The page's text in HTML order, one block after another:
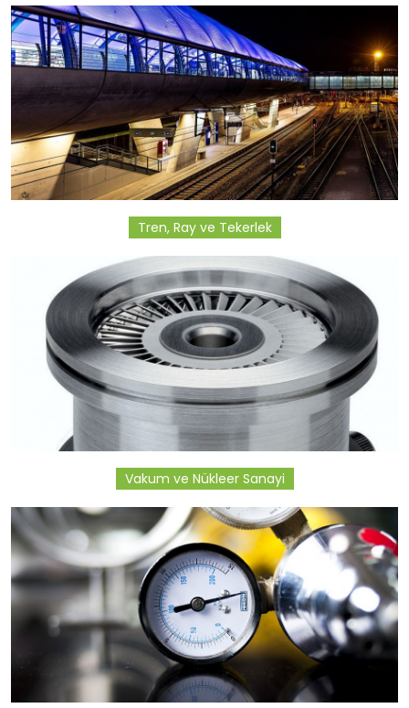
Tren, Ray ve Tekerlek
Vakum ve Nükleer Sanayi